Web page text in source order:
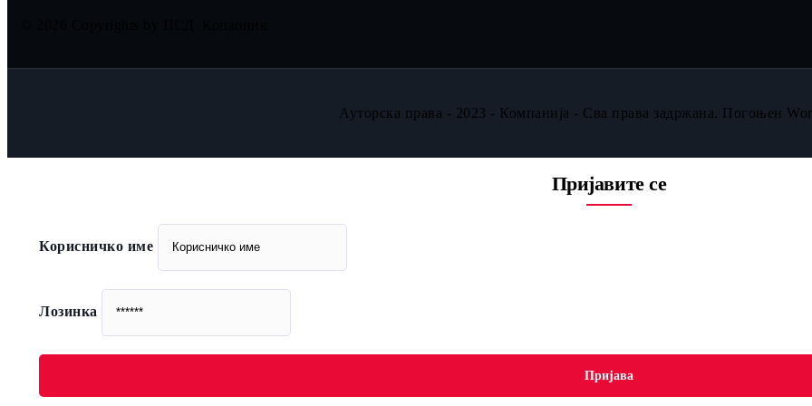
Ауторска права - 2023 - Компанија - Сва права задржана. Погоњен
Пријавите се
Корисничко име
Лозинка